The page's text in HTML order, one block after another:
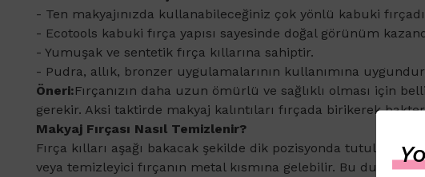
- Ten makyajınızda kullanabileceğiniz çok yönlü kabuki
- Ecotools kabuki fırça yapısı sayesinde doğal görünüm
- Yumuşak ve sentetik fırça kıllarına sahiptir.
- Pudra, allık, bronzer uygulamalarının kullanımına
Öneri:Fırçanızın daha uzun ömürlü ve sağlıklı olması için
gerekir. Aksi taktirde makyaj kalıntıları fırçada birikerek
Makyaj Fırçası Nasıl Temizlenir?
Fırça kılları aşağı bakacak şekilde dik pozisyonda tutularak
veya temizleyici fırçanın metal kısmına gelebilir. Bu durum